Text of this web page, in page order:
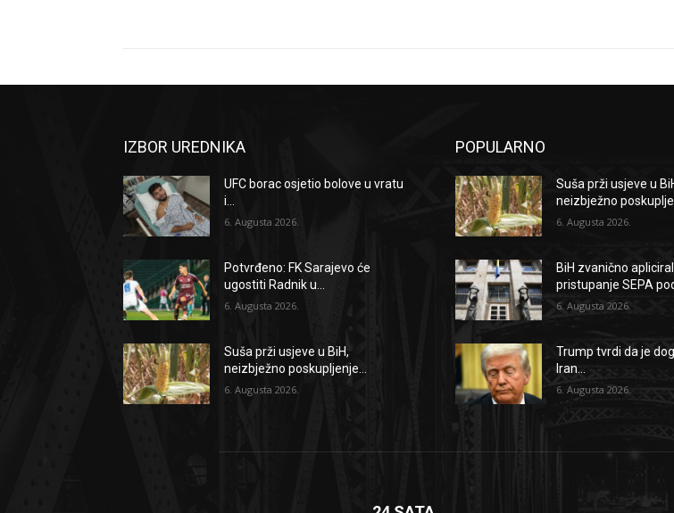
IZBOR UREDNIKA
UFC borac osjetio bolove u vratu
i...
6. Augusta 2026.
Potvrđeno: FK Sarajevo će
ugostiti Radnik u...
6. Augusta 2026.
Suša prži usjeve u BiH,
neizbježno poskupljenje...
6. Augusta 2026.
POPULARNO
Suša prži usjeve u
neizbježno
6. Augusta 2026.
BiH zvanično
pristupanje SEPA
6. Augusta 2026.
Trump tvrdi da je
Iran...
6. Augusta 2026.